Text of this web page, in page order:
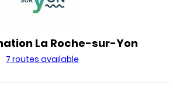
La Roche-sur-Yon
7 routes available